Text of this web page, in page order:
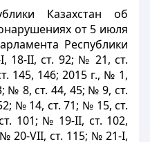
Казахстан об
от 5 июля
Республики
18-II, ст. 92; № 21, ст.
145, 146; 2015 г., № 1,
№ 8, ст. 44, 45; № 9, ст.
№ 14, ст. 71; № 15, ст.
101; № 19-II, ст. 102,
20-VII, ст. 115; № 21-I,